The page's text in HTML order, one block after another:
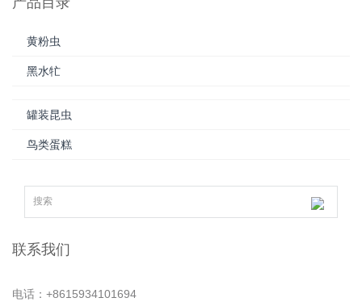
黄粉虫
黑水牤
罐装昆虫
鸟类蛋糕
联系我们
电话：+8615934101694